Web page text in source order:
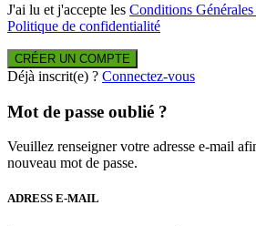
J'ai lu et j'accepte les Conditions
Politique de confidentialité
CRÉER UN COMPTE
Déjà inscrit(e) ? Connectez-vous
Mot de passe oublié ?
Veuillez renseigner votre adresse e-mail
nouveau mot de passe.
ADRESS E-MAIL